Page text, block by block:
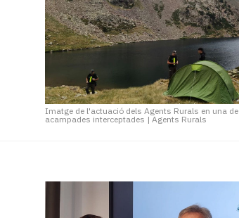
Imatge de l'actuació dels Agents Rurals en una
acampades interceptades |Agents Rurals